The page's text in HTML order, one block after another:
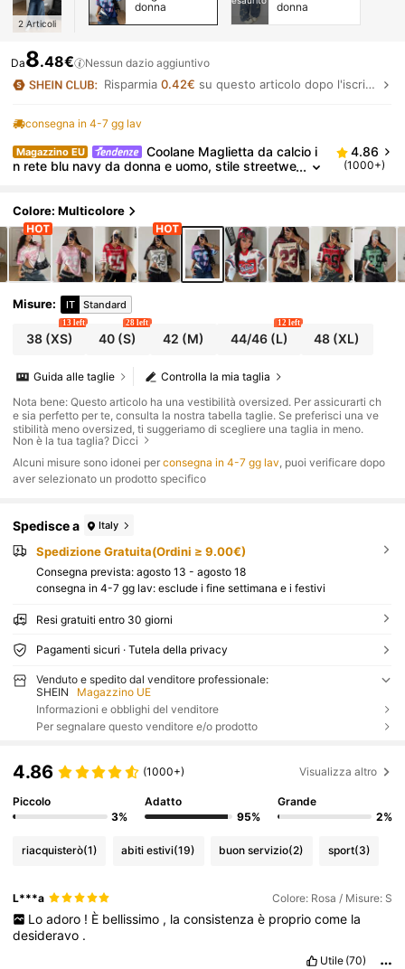
2 Articoli
donna
donna
Da8.48€ Nessun dazio aggiuntivo
Risparmia 0.42€ su questo articolo dopo l'iscrizione.
consegna in 4-7 gg lav
Magazzino EU
Coolane Maglietta da calcio i
n rete blu navy da donna e uomo, stile streetwe
la
4.86
(1000+)
Colore: Multicolore
Misure: IT Standard
38(XS)
13 left
40 (S)
28 left
42 (M) 44/46(L)
12 left
48 (XL)
Controlla la mia taglia
Guida alle taglie
Nota bene: Questo articolo ha una vestibilità oversized. Per assicurarti ch
e sia perfetto per te, consulta la nostra tabella taglie. Se preferisci una ve
stibilità meno oversized, ti suggeriamo di scegliere una taglia in meno.
Non è la tua taglia? Dicci
Alcuni misure sono idonei perconsegna in 4-7 gg lav, puoi verificare dopo
aver selezionato un prodotto specifico
Spedisce a Italy
Spedizione Gratuita(Ordini ≥ 9.00€)
Consegna prevista: agosto 13 - agosto 18
consegna in 4-7 gg lav: esclude i fine settimana e i festivi
Resi gratuiti entro 30 giorni
Pagamenti sicuri · Tutela della privacy
Venduto e spedito dal venditore professionale:
SHEIN
Magazzino UE
Informazioni e obblighi del venditore
Per segnalare questo venditore e/o prodotto
4.86 (1000+) Visualizza altro
Piccolo
3%
Adatto
95%
Grande
2%
riacquisterò(1) abiti estivi(19) buon servizio(2) sport(3)
L***a Colore: Rosa / Misure: S
Lo adoro ! È bellissimo , la consistenza è proprio come la
desideravo .
Utile (70)